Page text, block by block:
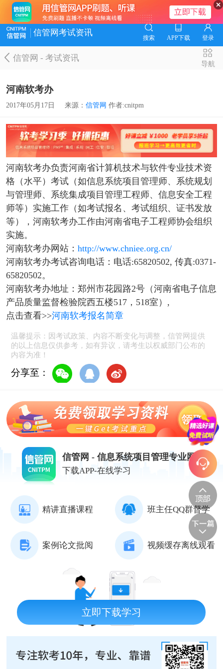
信管网考试资讯
搜索 APP下载 登录
信管网-考试资讯
导航
河南软考办
2017年05月17日 来源： 信管网 作者:cnitpm
河南软考办负责河南省计算机技术与软件专业技术资
格（水平）考试（如信息系统项目管理师、系统规划
与管理师、系统集成项目管理工程师、信息安全工程
师等）实施工作（如考试报名、考试组织、证书发放
等），河南软考办工作由河南省电子工程师协会组织
实施。
河南软考办网站： http://www.chniee.org.cn/
河南软考办考试咨询电话：电话:65820502, 传真:0371-
65820502。
河南软考办地址：郑州市花园路2号（河南省电子信息
产品质量监督检验院西五楼517，518室）,
点击查看>>河南软考报名简章
温馨提示：因考试政策、内容不断变化与调整，信管网提供
的以上信息仅供参考，如有异议，请考生以权威部门公布的
内容为准！
分享至：
信管网 - 信息系统项目管理专业网站
下载APP-在线学习
精讲直播课程 班主任QQ群督学
案例论文批阅 视频缓存离线观看
立即下载学习